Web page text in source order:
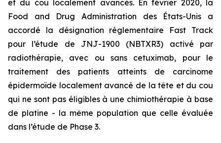
et du cou localement avancés. En février 2020, la
Food and Drug Administration des États-Unis a
accordé la désignation réglementaire Fast Track
pour l’étude de JNJ-1900 (NBTXR3) activé par
radiothérapie, avec ou sans cetuximab, pour le
traitement des patients atteints de carcinome
épidermoïde localement avancé de la tête et du cou
qui ne sont pas éligibles à une chimiothérapie à base
de platine - la même population que celle évaluée
dans l’étude de Phase 3.